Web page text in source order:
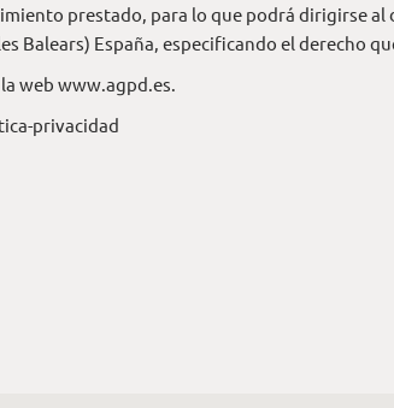
prestado, para lo que podrá dirigirse al
Balears) España, especificando el
web www.agpd.es
privacidad